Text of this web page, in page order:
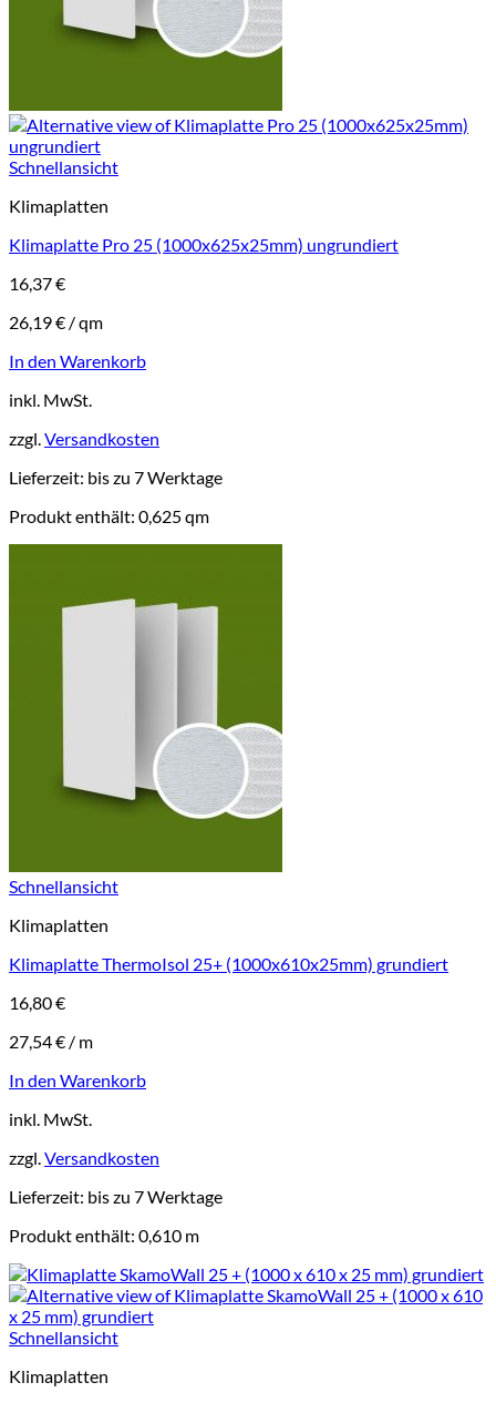
Schnellansicht
Klimaplatten
Klimaplatte Pro 25 (1000x625x25mm) ungrundiert
16,37€
26,19€ /qm
In den Warenkorb
inkl. MwSt.
zzgl.Versandkosten
Lieferzeit: bis zu 7 Werktage
Produkt enthält: 0,625qm
Schnellansicht
Klimaplatten
Klimaplatte ThermoIsol 25+ (1000x610x25mm) grundiert
16,80€
27,54€ / m
In den Warenkorb
inkl. MwSt.
zzgl.Versandkosten
Lieferzeit: bis zu 7 Werktage
Produkt enthält: 0,610 m
Schnellansicht
Klimaplatten